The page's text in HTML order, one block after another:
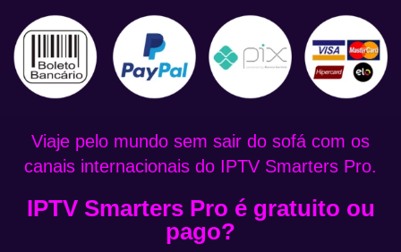
Viaje pelo mundo sem sair do sofá com os
canais internacionais do IPTV Smarters Pro.
IPTV Smarters Pro é gratuito ou
pago?